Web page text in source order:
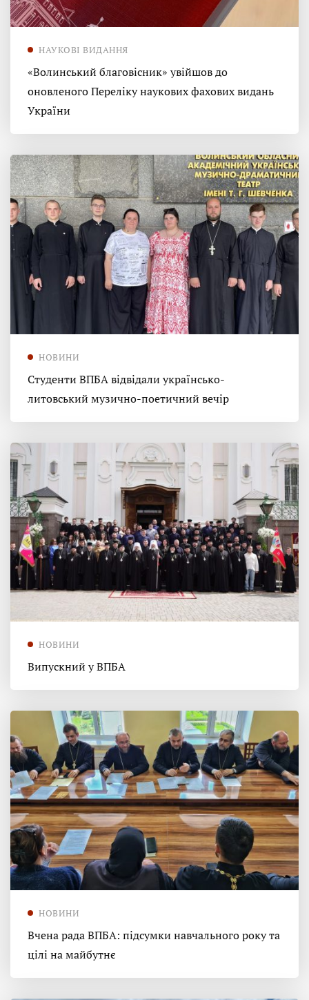
НАУКОВІ ВИДАННЯ
«Волинський благовісник» увійшов до
оновленого Переліку наукових фахових видань
України
НОВИНИ
Студенти ВПБА відвідали українсько-
литовський музично-поетичний вечір
НОВИНИ
Випускний у ВПБА
НОВИНИ
Вчена рада ВПБА: підсумки навчального року та
цілі на майбутнє